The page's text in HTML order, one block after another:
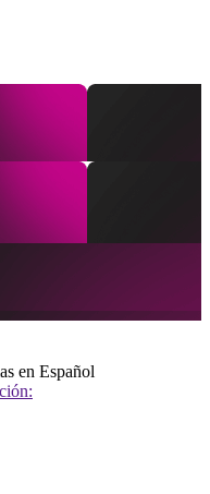
en Español